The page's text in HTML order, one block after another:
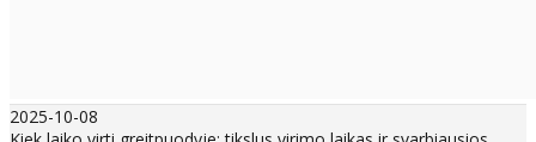
2025-10-08